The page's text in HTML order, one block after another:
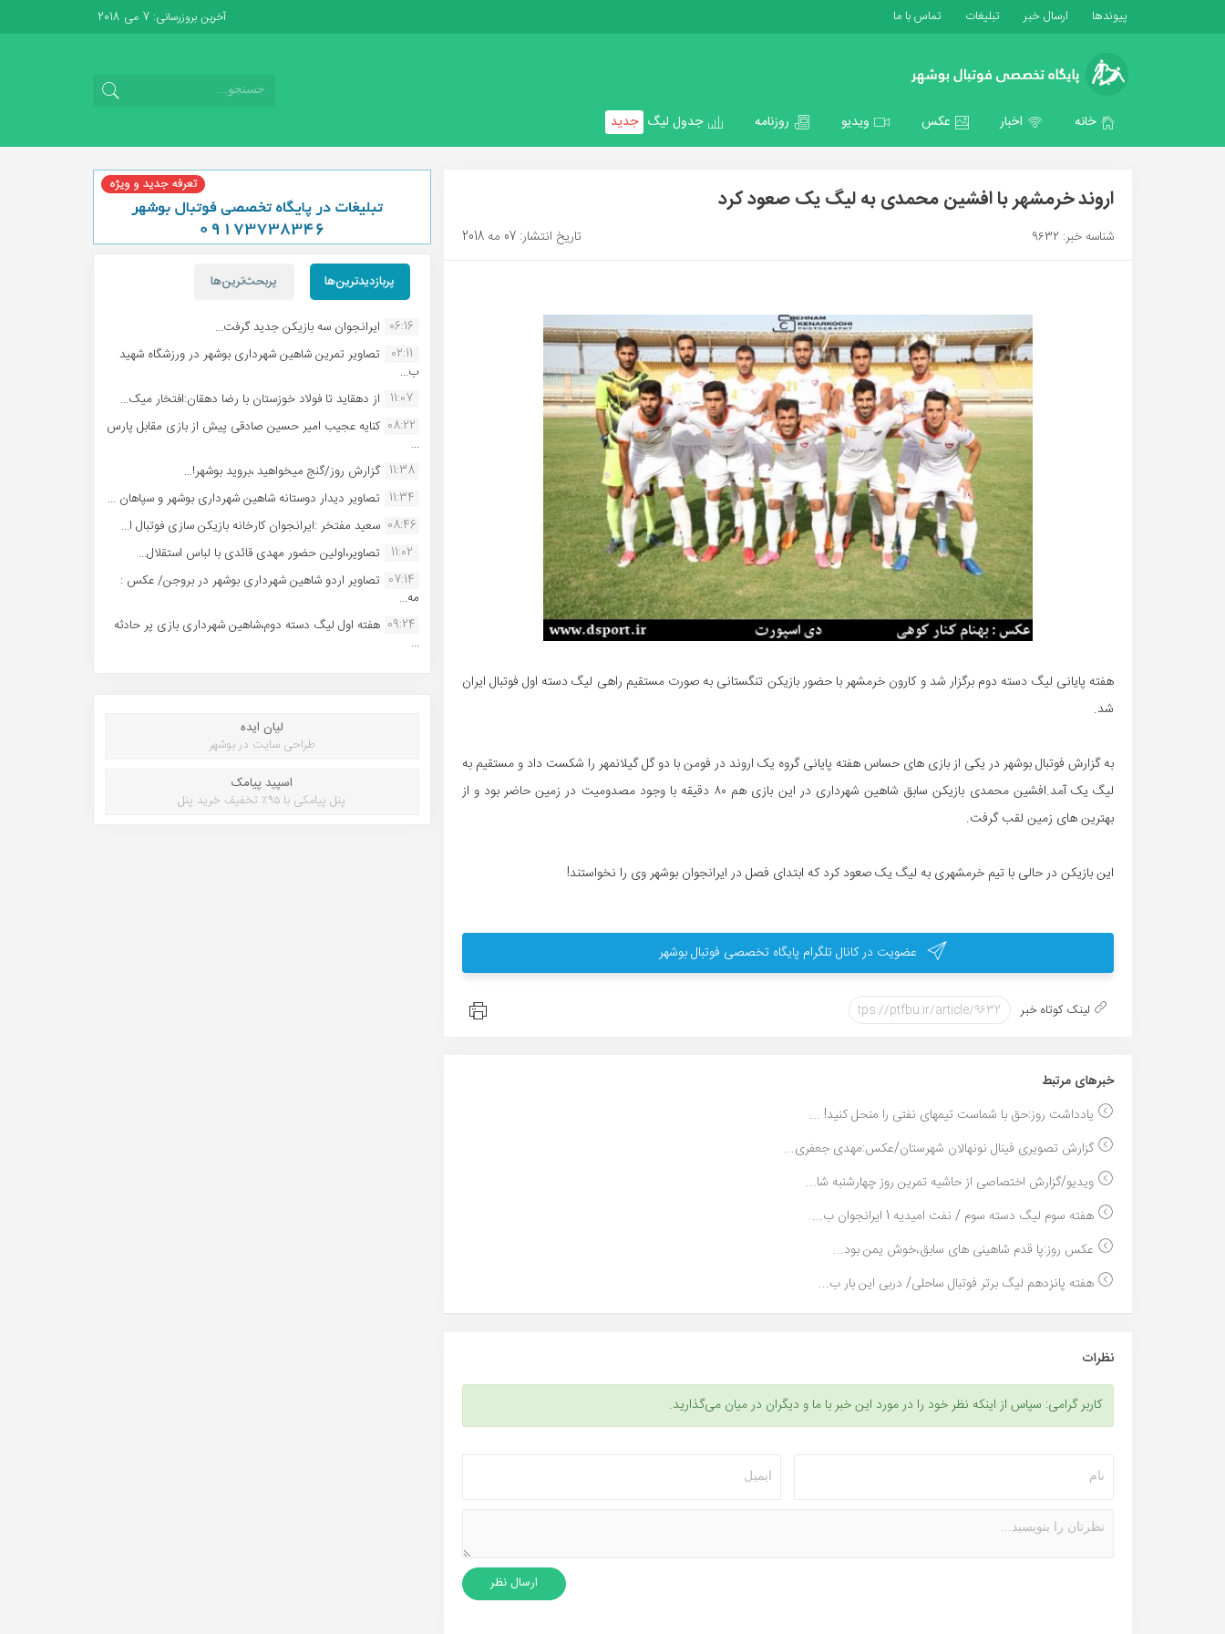
پیوندها ارسال خبر تبلیغات تماس با ما آخرین بروزرسانی: 7 می 2018
خانه اخبار عکس ویدیو روزنامه جدول لیگ جدید
اروند خرمشهر با افشین محمدی به لیگ یک صعود کرد
شناسه خبر: 9632 تاریخ انتشار: 07 مه 2018
هفته پایانی لیگ دسته دوم برگزار شد و کارون خرمشهر با حضور بازیکن تنگستانی به صورت مستقیم راهی لیگ دسته اول فوتبال ایران
شد.
به گزارش فوتبال بوشهر در یکی از بازی های حساس هفته پایانی گروه یک اروند در فومن با دو گل گیلانمهر را شکست داد و مستقیم به
لیگ یک آمد.افشین محمدی بازیکن سابق شاهین شهرداری در این بازی هم ۸۰ دقیقه با وجود مصدومیت در زمین حاضر بود و از
بهترین های زمین لقب گرفت.
این بازیکن در حالی با تیم خرمشهری به لیگ یک صعود کرد که ابتدای فصل در ایرانجوان بوشهر وی را نخواستند!
عضویت در کانال تلگرام پایگاه تخصصی فوتبال بوشهر
لینک کوتاه خبر
خبر‌های مرتبط
یادداشت روز:حق با شماست تیمهای نفتی را منحل کنید! ...
گزارش تصویری فینال نونهالان شهرستان/عکس:مهدی جعفری...
ویدیو/گزارش اختصاصی از حاشیه تمرین روز چهارشنبه شا...
هفته سوم لیگ دسته سوم / نفت امیدیه 1 ایرانجوان ب...
عکس روز:پا قدم شاهینی های سابق،خوش یمن بود...
هفته پانزدهم لیگ برتر فوتبال ساحلی/ دربی این بار ب...
نظرات
کاربر گرامی: سپاس از اینکه نظر خود را در مورد این خبر با ما و دیگران در میان می‌گذارید.
پربازدیدترین‌ها پربحث‌ترین‌ها
06:16 ایرانجوان سه بازیکن جدید گرفت...
02:11
تصاویر تمرین شاهین شهردارى بوشهر در ورزشگاه شهید
ب...
11:07 از دهقاید تا فولاد خوزستان با رضا دهقان:افتخار میک...
08:22 کنایه عجیب امیر حسین صادقی پیش از بازی مقابل پارس
...
11:38 گزارش روز/گنج میخواهید ،بروید بوشهر!...
11:34 تصاویر دیدار دوستانه شاهین شهردارى بوشهر و سپاهان ...
08:46 سعید مفتخر :ایرانجوان کارخانه بازیکن سازی فوتبال ا...
11:02
تصاویر،اولین حضور مهدی قائدی با لباس استقلال...
07:14 تصاویر اردو شاهین شهرداری بوشهر در بروجن/ عکس :
مه...
09:24 هفته اول لیگ دسته دوم،شاهین شهرداری بازی پر حادثه
...
لیان ایده
طراحی سایت در بوشهر
اسپید پیامک
پنل پیامکی با ۹۵٪ تخفیف خرید پنل